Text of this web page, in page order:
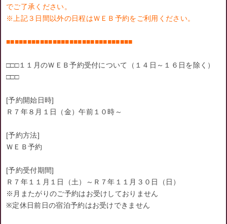
でご了承ください。
※上記３日間以外の日程はＷＥＢ予約をご利用ください。
■■■■■■■■■■■■■■■■■■■■■■■■■■■■■■
□□□１１月のＷＥＢ予約受付について（１４日～１６日を除く）
□□□
[予約開始日時]
Ｒ７年８月１日（金）午前１０時～
[予約方法]
ＷＥＢ予約
[予約受付期間]
Ｒ７年１１月１日（土）～Ｒ７年１１月３０日（日）
※月またがりのご予約はお受けしておりません
※定休日前日の宿泊予約はお受けできません